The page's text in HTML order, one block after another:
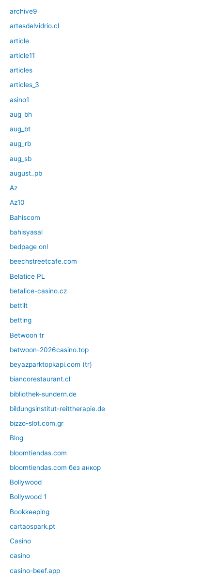
archive9
artesdelvidrio.cl
article
article11
articles
articles_3
asino1
aug_bh
aug_bt
aug_rb
aug_sb
august_pb
Az
Az10
Bahiscom
bahisyasal
bedpage onl
beechstreetcafe.com
Belatice PL
betalice-casino.cz
bettilt
betting
Betwoon tr
betwoon-2026casino.top
beyazparktopkapi.com (tr)
biancorestaurant.cl
bibliothek-sundern.de
bildungsinstitut-reittherapie.de
bizzo-slot.com.gr
Blog
bloomtiendas.com
bloomtiendas.com без анкор
Bollywood
Bollywood 1
Bookkeeping
cartaospark.pt
Casino
casino
casino-beef.app